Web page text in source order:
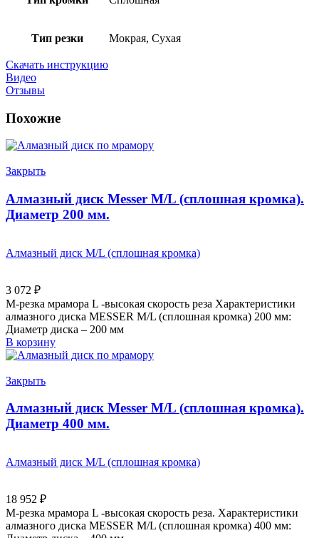
Тип резки Мокрая, Сухая
Скачать инструкцию
Видео
Отзывы
Похожие
Закрыть
Алмазный диск Messer M/L (сплошная кромка).
Диаметр 200 мм.
Алмазный диск M/L (сплошная кромка)
3 072 ₽
M-резка мрамора L -высокая скорость реза Характеристики
алмазного диска MESSER M/L (сплошная кромка) 200 мм:
Диаметр диска – 200 мм
В корзину
Закрыть
Алмазный диск Messer M/L (сплошная кромка).
Диаметр 400 мм.
Алмазный диск M/L (сплошная кромка)
18 952 ₽
M-резка мрамора L -высокая скорость реза. Характеристики
алмазного диска MESSER M/L (сплошная кромка) 400 мм: